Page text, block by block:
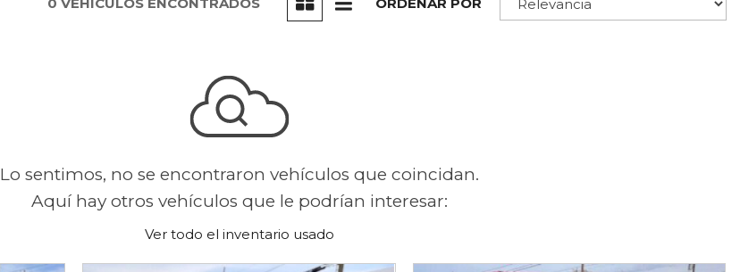
Lo sentimos, no se encontraron vehículos que coincidan.
Aquí hay otros vehículos que le podrían interesar:
Ver todo el inventario usado